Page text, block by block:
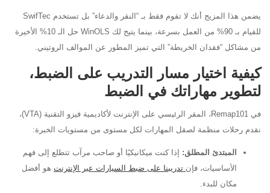
يضمن هذا المزيج أنك لا تقوم فقط بـ “النقر والدعاء” بل تستخدم SwifTec
للقيام بـ 90% من العمل بسرعة، بينما يتيح لك WinOLS حل الـ 10% الأخيرة
من مشاكل “فقدان الخريطة” التي تميز المطور عن الموالف الروتيني.
كيفية اختيار مسار التدريب على الضبط،
لتطوير مهاراتك في الضبط
في Remap101، المقر الرئيسي على الإنترنت لأكاديمية فيزو التقنية (VTA)،
نقدم رحلات منظمة لصقل المهارات لكل مستوى من مستويات الخبرة:
المبتدئ المطلق: إذا كنت ميكانيكيًا أو صاحب مرآب تتطلع إلى فهم
الأساسيات، فإن تدريبنا على ضبط السيارات عبر الإنترنت هو أفضل
مكان للبدء.